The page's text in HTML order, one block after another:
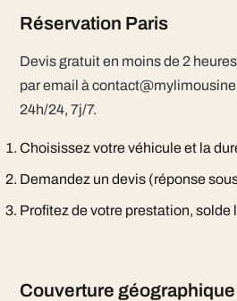
Réservation Paris
Devis gratuit en moins de 2
par email à
24h/24, 7j/7.
Choisissez votre véhicule et la
Demandez un devis (réponse
Profitez de votre prestation, solde
Couverture géographique